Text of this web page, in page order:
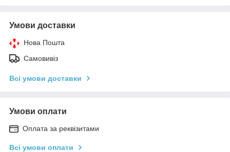
Умови доставки
Нова Пошта
Самовивіз
Всі умови доставки
Умови оплати
Оплата за реквізитами
Всі умови оплати